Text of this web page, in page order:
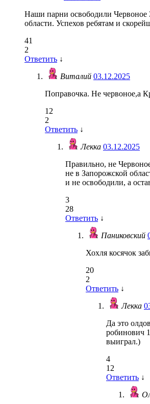
Наши парни освободили Червоное
области. Успехов ребятам и
41
2
Ответить ↓
Виталий 03.12.2025
Поправочка. Не червоное,а
12
2
Ответить ↓
Лекка 03.12.2025
Правильно, не
не в Запорожской
и не освободили, а
3
28
Ответить ↓
Паниковский
Хохля косячок
20
2
Ответить ↓
Лекка
Да это
робинович
выиграл.)
4
12
Ответить ↓